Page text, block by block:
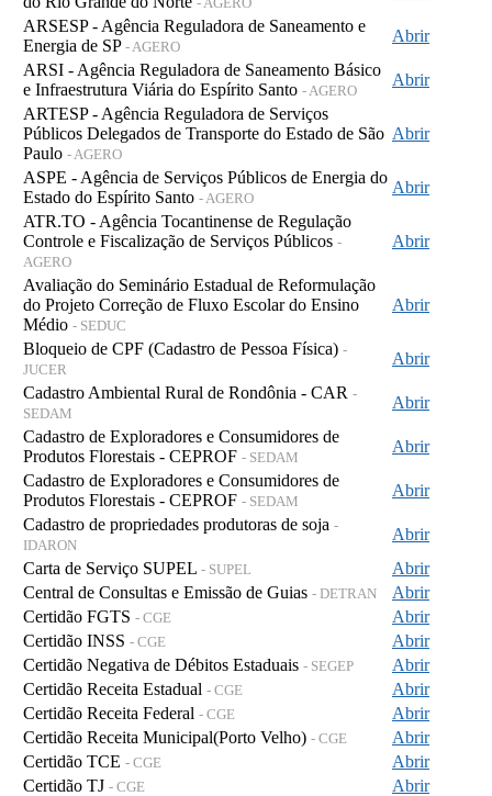
ARSESP - Agência Reguladora de Saneamento e
Energia de SP - AGERO
Abrir
ARSI - Agência Reguladora de Saneamento Básico
e Infraestrutura Viária do Espírito Santo - AGERO
Abrir
ARTESP - Agência Reguladora de Serviços
Públicos Delegados de Transporte do Estado de São
Paulo - AGERO
Abrir
ASPE - Agência de Serviços Públicos de Energia do
Estado do Espírito Santo - AGERO
Abrir
ATR.TO - Agência Tocantinense de Regulação
Controle e Fiscalização de Serviços Públicos -
AGERO
Abrir
Avaliação do Seminário Estadual de Reformulação
do Projeto Correção de Fluxo Escolar do Ensino
Médio - SEDUC
Abrir
Bloqueio de CPF (Cadastro de Pessoa Física) -
JUCER
Abrir
Cadastro Ambiental Rural de Rondônia - CAR -
SEDAM
Abrir
Cadastro de Exploradores e Consumidores de
Produtos Florestais - CEPROF - SEDAM
Abrir
Cadastro de Exploradores e Consumidores de
Produtos Florestais - CEPROF - SEDAM
Abrir
Cadastro de propriedades produtoras de soja -
IDARON
Abrir
Carta de Serviço SUPEL - SUPEL
Abrir
Central de Consultas e Emissão de Guias - DETRAN
Abrir
Certidão FGTS - CGE
Abrir
Certidão INSS - CGE
Abrir
Certidão Negativa de Débitos Estaduais - SEGEP
Abrir
Certidão Receita Estadual - CGE
Abrir
Certidão Receita Federal - CGE
Abrir
Certidão Receita Municipal(Porto Velho) - CGE
Abrir
Certidão TCE - CGE
Abrir
Certidão TJ - CGE
Abrir